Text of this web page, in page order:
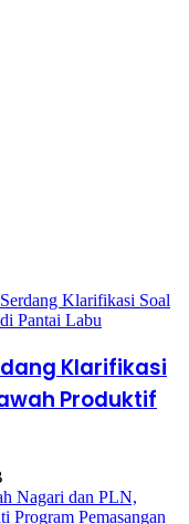
Klarifikasi
Produktif